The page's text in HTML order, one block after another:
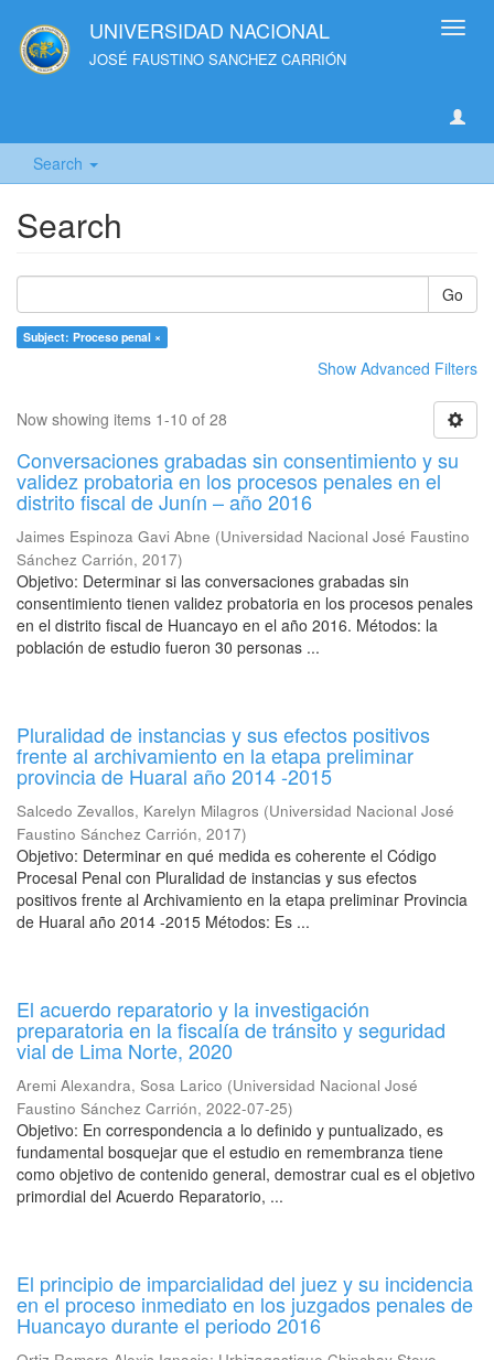
UNIVERSIDAD NACIONAL
JOSÉ FAUSTINO SANCHEZ CARRIÓN
Search
Search
Go
Subject: Proceso penal ×
Show Advanced Filters
Now showing items 1-10 of 28
Conversaciones grabadas sin consentimiento y su
validez probatoria en los procesos penales en el
distrito fiscal de Junín – año 2016
Jaimes Espinoza Gavi Abne (Universidad Nacional José Faustino
Sánchez Carrión, 2017)
Objetivo: Determinar si las conversaciones grabadas sin
consentimiento tienen validez probatoria en los procesos penales
en el distrito fiscal de Huancayo en el año 2016. Métodos: la
población de estudio fueron 30 personas ...
Pluralidad de instancias y sus efectos positivos
frente al archivamiento en la etapa preliminar
provincia de Huaral año 2014 -2015
Salcedo Zevallos, Karelyn Milagros (Universidad Nacional José
Faustino Sánchez Carrión, 2017)
Objetivo: Determinar en qué medida es coherente el Código
Procesal Penal con Pluralidad de instancias y sus efectos
positivos frente al Archivamiento en la etapa preliminar Provincia
de Huaral año 2014 -2015 Métodos: Es ...
El acuerdo reparatorio y la investigación
preparatoria en la fiscalía de tránsito y seguridad
vial de Lima Norte, 2020
Aremi Alexandra, Sosa Larico (Universidad Nacional José
Faustino Sánchez Carrión, 2022-07-25)
Objetivo: En correspondencia a lo definido y puntualizado, es
fundamental bosquejar que el estudio en remembranza tiene
como objetivo de contenido general, demostrar cual es el objetivo
primordial del Acuerdo Reparatorio, ...
El principio de imparcialidad del juez y su incidencia
en el proceso inmediato en los juzgados penales de
Huancayo durante el periodo 2016